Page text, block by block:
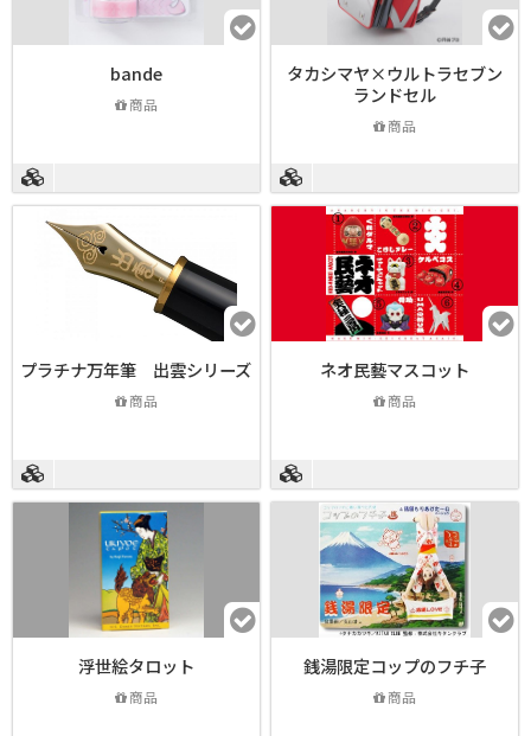
bande
商品
タカシマヤ×ウルトラセブン
ランドセル
商品
プラチナ万年筆 出雲シリーズ
商品
ネオ民藝マスコット
商品
浮世絵タロット
商品
銭湯限定コップのフチ子
商品